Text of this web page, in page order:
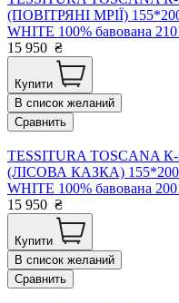
(ПОВІТРЯНІ МРІЇ)
WHITE 100% бавована
15 950 ₴
Купити
В список желаний
Сравнить
TESSITURA TOSCANA К-
(ЛІСОВА КАЗКА)
WHITE 100% бавована
15 950 ₴
Купити
В список желаний
Сравнить